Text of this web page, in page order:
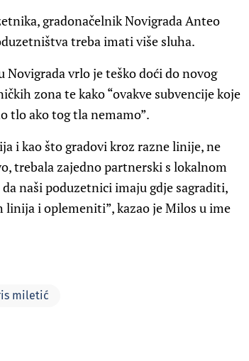
gradonačelnik Novigrada Anteo
treba imati više sluha.
vrlo je teško doći do novog
zona te kako “ovakve subvencije koje
tlo ako tog tla nemamo”.
i kao što gradovi kroz razne linije, ne
trebala zajedno partnerski s lokalnom
naši poduzetnici imaju gdje sagraditi,
i oplemeniti”, kazao je Milos u ime
miletić